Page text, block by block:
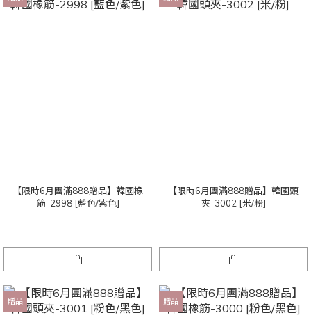
【限時6月團滿888贈品】韓國橡
筋-2998 [藍色/紫色]
【限時6月團滿888贈品】韓國頭
夾-3002 [米/粉]
贈品 贈品